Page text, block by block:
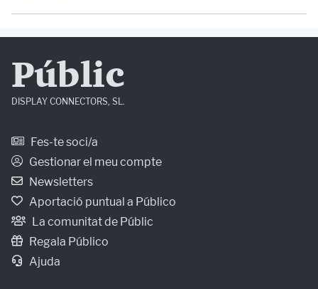
Públic
DISPLAY CONNECTORS, SL.
Fes-te soci/a
Gestionar el meu compte
Newsletters
Aportació puntual a Público
La comunitat de Públic
Regala Público
Ajuda